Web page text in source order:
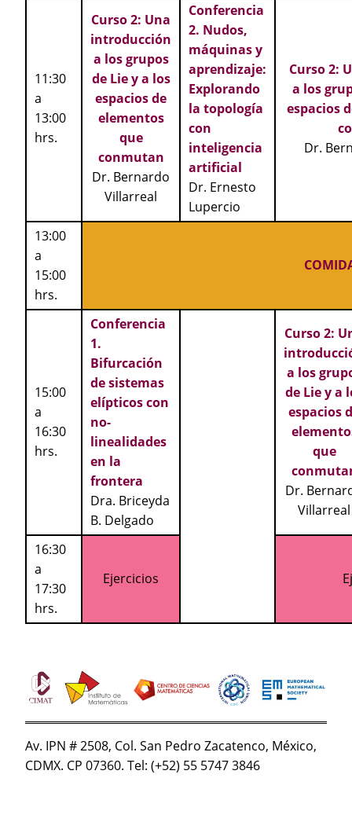
11:30
a
13:00
hrs.
Curso 2: Una
introducción
a los grupos
de Lie y a los
espacios de
elementos
que
conmutan
Dr. Bernardo
Villarreal
Conferencia
2. Nudos,
máquinas y
aprendizaje:
Explorando
la topología
con
inteligencia
artificial
Dr. Ernesto
Lupercio
Curso 2:
a los
espacios
Dr.
13:00
a
15:00
hrs.
15:00
a
16:30
hrs.
Conferencia
1.
Bifurcación
de sistemas
elípticos con
no-
linealidades
en la
frontera
Dra. Briceyda
B. Delgado
Curso 2:
a los
de Lie y a
espacios
que
Dr.
Villarreal
16:30
a
17:30
hrs.
Ejercicios
Av. IPN # 2508, Col. San Pedro Zacatenco, México,
CDMX. CP 07360. Tel: (+52) 55 5747 3846